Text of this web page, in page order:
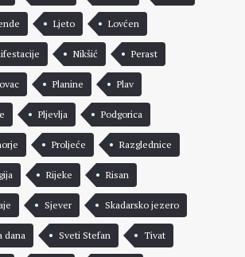
Ljeto Lovćen
Nikšić Perast
Planine Plav
Pljevlja Podgorica
Proljeće Razglednice
Rijeke Risan
Sjever Skadarsko jezero
dana Sveti Stefan Tivat